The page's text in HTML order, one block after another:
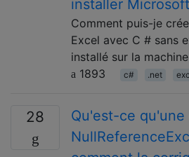
installer
Comment puis-je
Excel avec C # sans
installé sur la
1893
c# .net
28
Qu'est-ce